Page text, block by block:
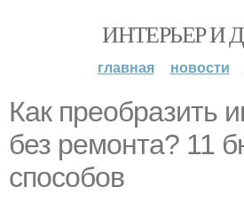
ИНТЕРЬЕР И
главная новости
Как преобразить
без ремонта? 11
способов